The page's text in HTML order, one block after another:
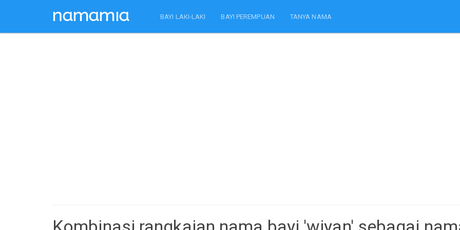
BAYI LAKI-LAKI BAYI PEREMPUAN TANYA NAMA